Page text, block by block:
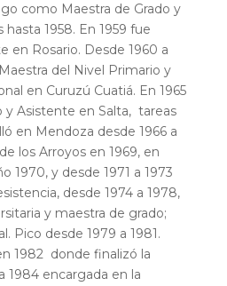
como Maestra de Grado y
1958. En 1959 fue
en Rosario. Desde 1960 a
del Nivel Primario y
en Curuzú Cuatiá. En 1965
y Asistente en Salta, tareas
en Mendoza desde 1966 a
los Arroyos en 1969, en
1970, y desde 1971 a 1973
desde 1974 a 1978,
y maestra de grado;
Pico desde 1979 a 1981.
1982 donde finalizó la
1984 encargada en la